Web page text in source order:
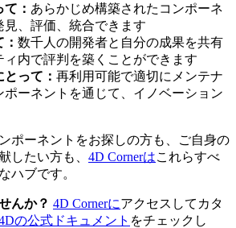
： あらかじめ構築されたコンポーネ
見、評価、統合できます
数千人の開発者と自分の成果を共有
ィ内で評判を築くことができます
って： 再利用可能で適切にメンテナ
ポーネントを通じて、イノベーション
ポーネントをお探しの方も、ご自身の
したい方も、 4D Cornerはこれらすべ
ハブです。
んか？ 4D Cornerにアクセスしてカタ
の公式ドキュメント をチェックし